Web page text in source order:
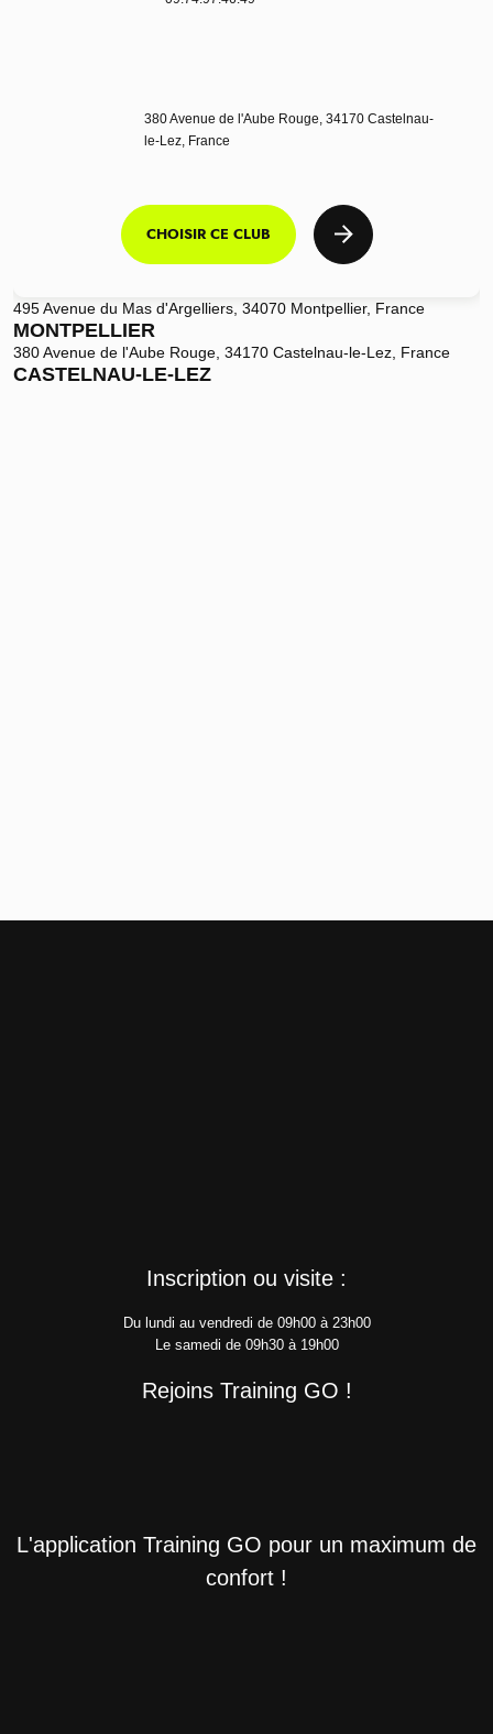
380 Avenue de l'Aube Rouge, 34170 Castelnau-
le-Lez, France
CHOISIR CE CLUB
495 Avenue du Mas d'Argelliers, 34070 Montpellier, France
MONTPELLIER
380 Avenue de l'Aube Rouge, 34170 Castelnau-le-Lez, France
CASTELNAU-LE-LEZ
Inscription ou visite :
Du lundi au vendredi de 09h00 à 23h00
Le samedi de 09h30 à 19h00
Rejoins Training GO !
L'application Training GO pour un maximum de
confort !